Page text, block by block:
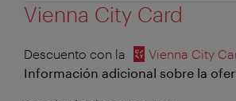
Vienna City Card
Descuento con la Vienna City
Información adicional sobre la